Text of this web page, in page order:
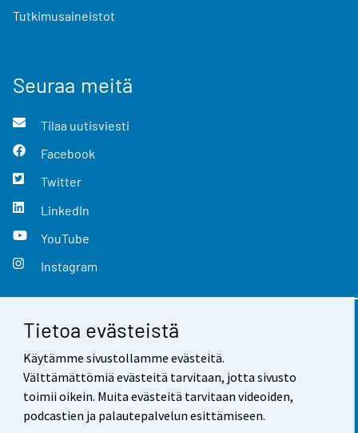
Tietoa evästeistä
Käytämme sivustollamme evästeitä.
Välttämättömiä evästeitä tarvitaan, jotta sivusto
toimii oikein. Muita evästeitä tarvitaan videoiden,
podcastien ja palautepalvelun esittämiseen.
Tutkimusaineistot
Seuraa meitä
Tilaa uutisviesti
Facebook
Twitter
LinkedIn
YouTube
Instagram
Yhteystiedot
Palaute
Käyttöehdot